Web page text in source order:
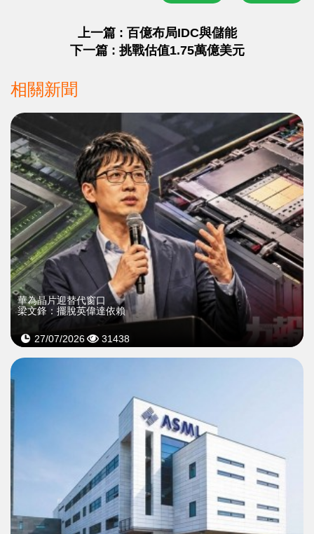
上一篇 : 百億布局IDC與儲能
下一篇 : 挑戰估值1.75萬億美元
相關新聞
華為晶片迎替代窗口
梁文鋒：擺脫英偉達依賴
27/07/2026 31438